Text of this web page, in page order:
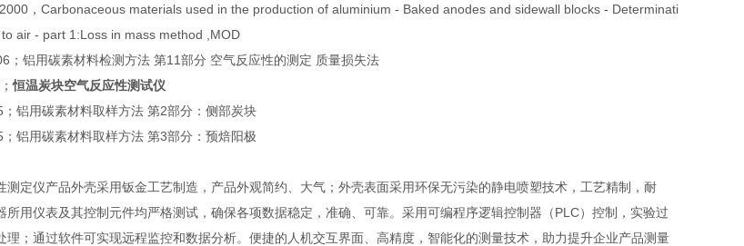
，Carbonaceous materials used in the production of aluminium - Baked anodes and sidewall blocks - Determinati
air - part 1:Loss in mass method ,MOD
；铝用碳素材料检测方法 第11部分 空气反应性的测定 质量损失法
恒温炭块空气反应性测试仪
铝用碳素材料取样方法 第2部分：侧部炭块
铝用碳素材料取样方法 第3部分：预焙阳极
测定仪产品外壳采用钣金工艺制造，产品外观简约、大气；外壳表面采用环保无污染的静电喷塑技术，工艺精制，耐
所用仪表及其控制元件均严格测试，确保各项数据稳定，准确、可靠。采用可编程序逻辑控制器（PLC）控制，实验过
理；通过软件可实现远程监控和数据分析。便捷的人机交互界面、高精度，智能化的测量技术，助力提升企业产品测量